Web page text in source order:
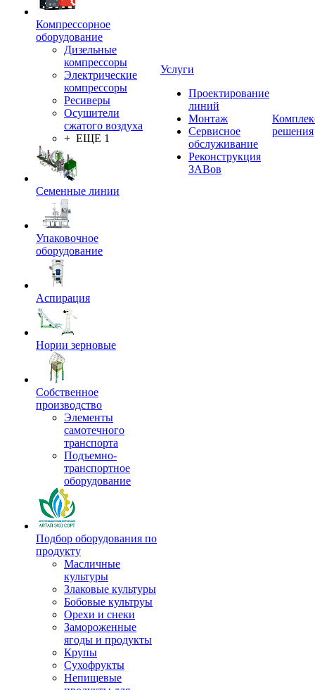
Компрессорное
оборудование
Дизельные
компрессоры
Электрические
компрессоры
Ресиверы
Осушители
сжатого воздуха
+ ЕЩЕ 1
Семенные линии
Упаковочное
оборудование
Аспирация
Нории зерновые
Собственное
производство
Элементы
самотечного
транспорта
Подъемно-
транспортное
оборудование
Подбор оборудования по
продукту
Масличные
культуры
Злаковые культуры
Бобовые культруы
Орехи и снеки
Замороженные
ягоды и продукты
Крупы
Сухофрукты
Непищевые
Услуги
Проектирование
линий
Монтаж
Сервисное
обслуживание
Реконструкция
ЗАВов
решения